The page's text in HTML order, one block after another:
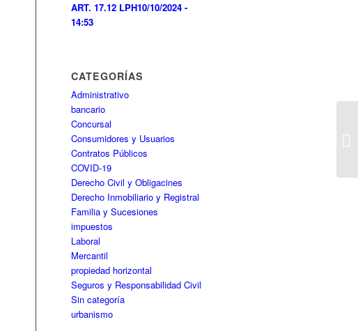
ART. 17.12 LPH10/10/2024 -
14:53
CATEGORÍAS
Administrativo
bancario
Concursal
Consumidores y Usuarios
Contratos Públicos
COVID-19
Derecho Civil y Obligacines
Derecho Inmobiliario y Registral
Familia y Sucesiones
impuestos
Laboral
Mercantil
propiedad horizontal
Seguros y Responsabilidad Civil
Sin categoría
urbanismo